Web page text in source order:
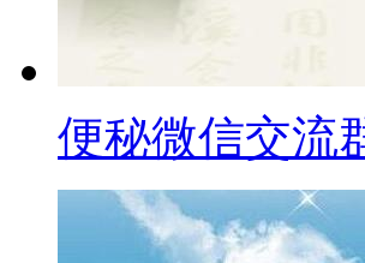
便秘微信交流